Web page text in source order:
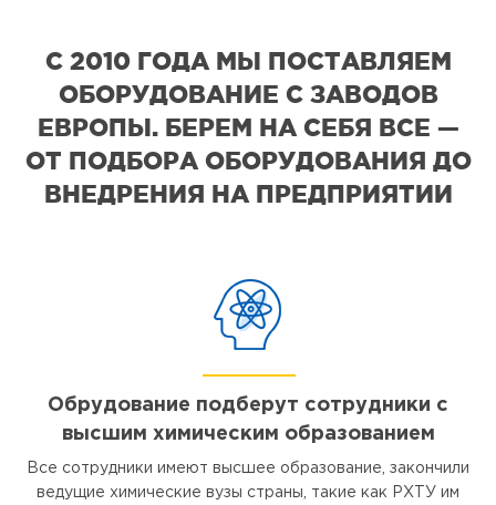
С 2010 ГОДА МЫ ПОСТАВЛЯЕМ
ОБОРУДОВАНИЕ С ЗАВОДОВ
ЕВРОПЫ. БЕРЕМ НА СЕБЯ ВСЕ —
ОТ ПОДБОРА ОБОРУДОВАНИЯ ДО
ВНЕДРЕНИЯ НА ПРЕДПРИЯТИИ
Обрудование подберут сотрудники с
высшим химическим образованием
Все сотрудники имеют высшее образование, закончили
ведущие химические вузы страны, такие как РХТУ им